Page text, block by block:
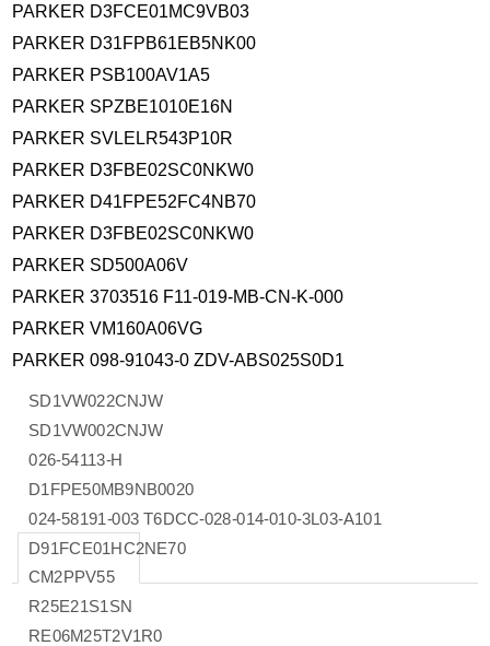
PARKER D3FCE01MC9VB03
PARKER D31FPB61EB5NK00
PARKER PSB100AV1A5
PARKER SPZBE1010E16N
PARKER SVLELR543P10R
PARKER D3FBE02SC0NKW0
PARKER D41FPE52FC4NB70
PARKER D3FBE02SC0NKW0
PARKER SD500A06V
PARKER 3703516 F11-019-MB-CN-K-000
PARKER VM160A06VG
PARKER 098-91043-0 ZDV-ABS025S0D1
SD1VW022CNJW
SD1VW002CNJW
026-54113-H
D1FPE50MB9NB0020
024-58191-003 T6DCC-028-014-010-3L03-A101
D91FCE01HC2NE70
CM2PPV55
R25E21S1SN
RE06M25T2V1R0